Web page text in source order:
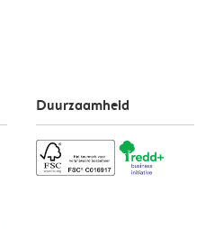
Duurzaamheid